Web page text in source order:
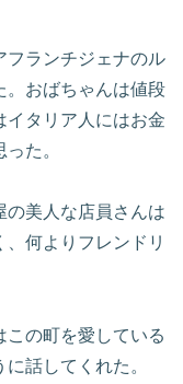
ランチジェナのル
。おばちゃんは値段
イタリア人にはお金
た。
美人な店員さんは
何よりフレンドリ
この町を愛している
話してくれた。